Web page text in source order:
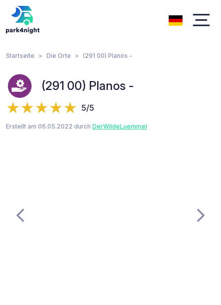
Startseite Die Orte (291 00) Planos -
(291 00) Planos -
5/5
Erstellt am 06.05.2022 durch DerWildeLuemmel